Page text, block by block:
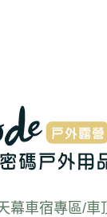
幕車宿專區/車